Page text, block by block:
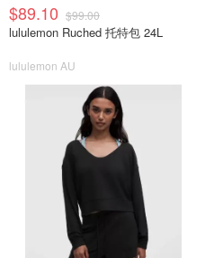
$89.10 $99.00
lululemon Ruched 托特包 24L
lululemon AU